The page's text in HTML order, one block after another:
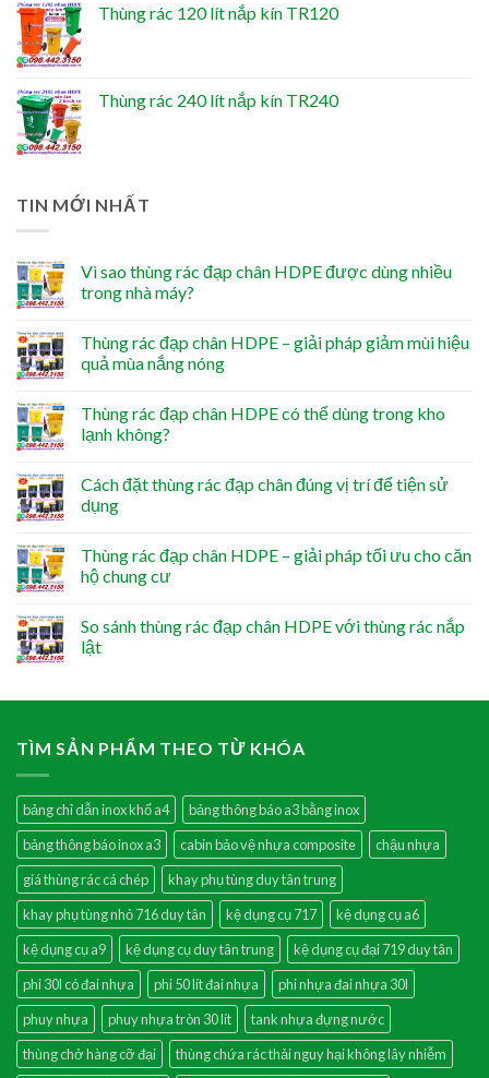
Thùng rác 120 lít nắp kín TR120
Thùng rác 240 lít nắp kín TR240
TIN MỚI NHẤT
Vì sao thùng rác đạp chân HDPE được dùng nhiều
trong nhà máy?
Thùng rác đạp chân HDPE – giải pháp giảm mùi hiệu
quả mùa nắng nóng
Thùng rác đạp chân HDPE có thể dùng trong kho
lạnh không?
Cách đặt thùng rác đạp chân đúng vị trí để tiện sử
dụng
Thùng rác đạp chân HDPE – giải pháp tối ưu cho căn
hộ chung cư
So sánh thùng rác đạp chân HDPE với thùng rác nắp
lật
TÌM SẢN PHẨM THEO TỪ KHÓA
bảng chỉ dẫn inox khổ a4
bảng thông báo a3 bằng inox
bảng thông báo inox a3
cabin bảo vệ nhựa composite
chậu nhựa
giá thùng rác cá chép
khay phụ tùng duy tân trung
khay phụ tùng nhỏ 716 duy tân
kệ dụng cụ 717
kệ dụng cụ a6
kệ dụng cụ a9
kệ dụng cụ duy tân trung
kệ dụng cụ đại 719 duy tân
phi 30l có đai nhựa
phi 50 lít đai nhựa
phi nhựa đai nhựa 30l
phuy nhựa
phuy nhựa tròn 30 lít
tank nhựa đựng nước
thùng chở hàng cỡ đại
thùng chứa rác thải nguy hại không lây nhiễm